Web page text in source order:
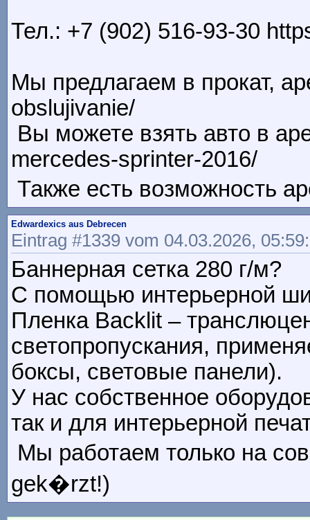
Тел.: +7 (902) 516-93-30
Мы предлагаем в прокат,
obslujivanie/
Вы можете взять авто в
mercedes-sprinter-2016/
Также есть возможность
Edwardexics aus Debrecen
Eintrag #1339 vom 04.03.2026,
Баннерная сетка 280 г/м?
С помощью интерьерной
Пленка Backlit –
светопропускания,
боксы, световые панели).
У нас собственное
так и для интерьерной
Мы работаем только на
gek�rzt!)